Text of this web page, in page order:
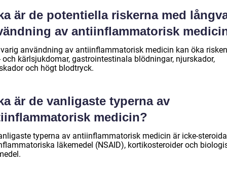
är de potentiella riskerna med
av antiinflammatorisk
användning av antiinflammatorisk medicin kan öka
och kärlsjukdomar, gastrointestinala blödningar, njurskador,
och högt blodtryck.
är de vanligaste typerna av
medicin?
typerna av antiinflammatorisk medicin är icke-steroida
läkemedel (NSAID), kortikosteroider och